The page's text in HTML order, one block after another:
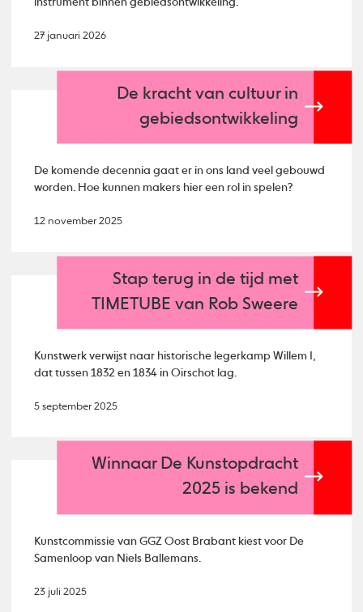
instrument binnen gebiedsontwikkeling.
27 januari 2026
De kracht van cultuur in
gebiedsontwikkeling
De komende decennia gaat er in ons land veel gebouwd
worden. Hoe kunnen makers hier een rol in spelen?
12 november 2025
Stap terug in de tijd met
TIMETUBE van Rob Sweere
Kunstwerk verwijst naar historische legerkamp Willem I,
dat tussen 1832 en 1834 in Oirschot lag.
5 september 2025
Winnaar De Kunstopdracht
2025 is bekend
Kunstcommissie van GGZ Oost Brabant kiest voor De
Samenloop van Niels Ballemans.
23 juli 2025